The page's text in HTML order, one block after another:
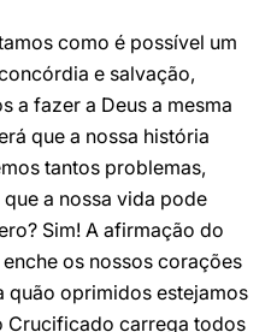
como é possível um
e salvação,
a fazer a Deus a mesma
que a nossa história
tantos problemas,
a nossa vida pode
Sim! A afirmação do
os nossos corações
quão oprimidos estejamos
Crucificado carrega todos